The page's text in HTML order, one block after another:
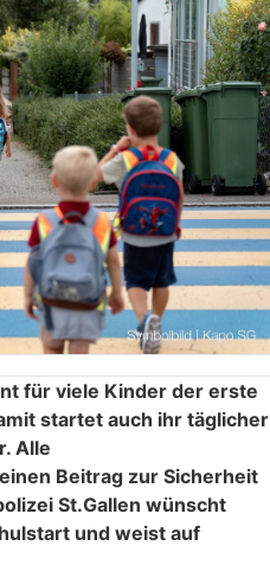
für viele Kinder der erste
startet auch ihr täglicher
Alle
Beitrag zur Sicherheit
St.Gallen wünscht
und weist auf